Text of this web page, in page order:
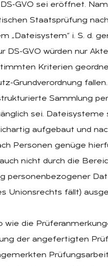
GVO sei eröffnet.
Staatsprüfung
„Dateisystem“ i. S. d.
DS-GVO würden nur
Kriterien
Grundverordnung
Sammlung
sei. Dateisysteme
aufgebaut und
Personen genüge
nicht durch die
personenbezogener
Unionsrechts fällt)
wie die
der angefertigten